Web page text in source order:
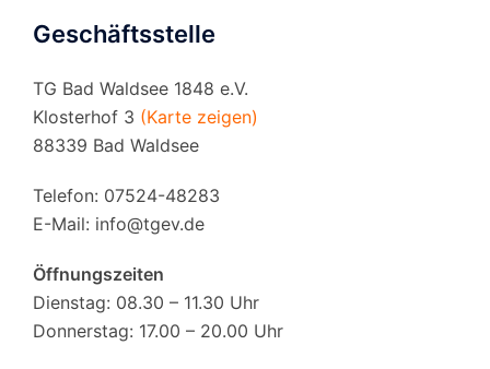
Geschäftsstelle
TG Bad Waldsee 1848 e.V.
Klosterhof 3 (Karte zeigen)
88339 Bad Waldsee
Telefon: 07524-48283
E-Mail: info@tgev.de
Öffnungszeiten
Dienstag: 08.30 – 11.30 Uhr
Donnerstag: 17.00 – 20.00 Uhr